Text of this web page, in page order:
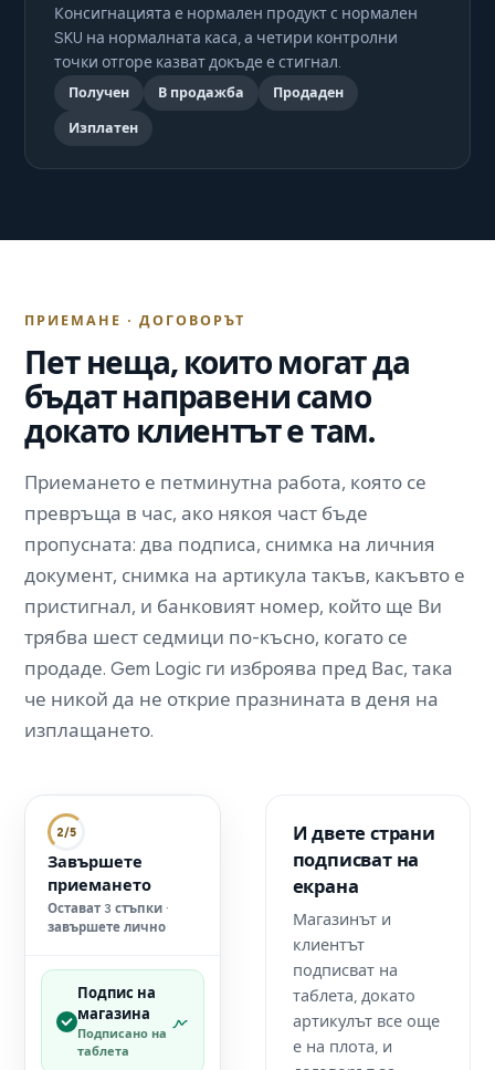
Консигнацията е нормален продукт с нормален
SKU на нормалната каса, а четири контролни
точки отгоре казват докъде е стигнал.
Получен В продажба Продаден
Изплатен
ПРИЕМАНЕ · ДОГОВОРЪТ
Пет неща, които могат да
бъдат направени само
докато клиентът е там.
Приемането е петминутна работа, която се
превръща в час, ако някоя част бъде
пропусната: два подписа, снимка на личния
документ, снимка на артикула такъв, какъвто е
пристигнал, и банковият номер, който ще Ви
трябва шест седмици по-късно, когато се
продаде. Gem Logic ги изброява пред Вас, така
че никой да не открие празнината в деня на
изплащането.
2/5
Завършете
приемането
Остават 3 стъпки ·
завършете лично
Подпис на
магазина
Подписано на
таблета
И двете страни
подписват на
екрана
Магазинът и
клиентът
подписват на
таблета, докато
артикулът все още
е на плота, и